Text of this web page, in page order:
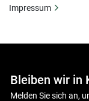
Bleiben wir in
Melden Sie sich an,
Impressum